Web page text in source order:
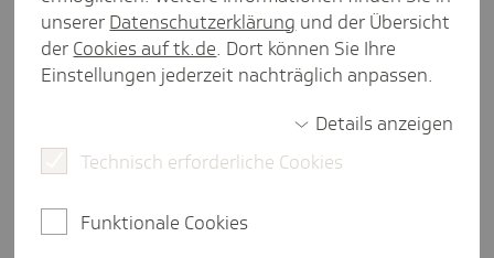
ger­namen genau prüfen
Wenn Sie als Arbeitgeber Überweisungen an die
insbesondere auf den richtigen Empfängernamen
unserer Datenschutzerklärung und der Übersicht
der Cookies auf tk.de. Dort können Sie Ihre
Einstellungen jederzeit nachträglich anpassen.
Details anzeigen
Technisch erforderliche Cookies
Funktionale Cookies